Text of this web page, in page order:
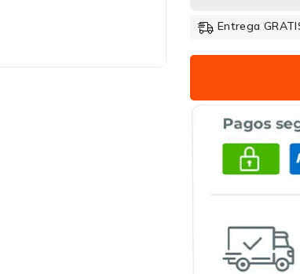
Entrega